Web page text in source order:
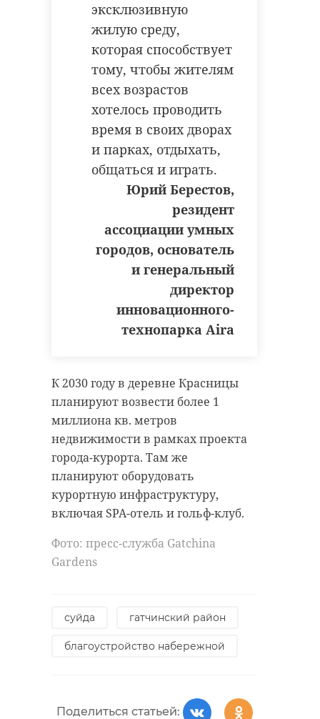
эксклюзивную
жилую среду,
которая способствует
тому, чтобы жителям
всех возрастов
хотелось проводить
время в своих дворах
и парках, отдыхать,
общаться и играть.
Юрий Берестов,
резидент
ассоциации умных
городов, основатель
и генеральный
директор
инновационного-
технопарка Aira
К 2030 году в деревне Красницы
планируют возвести более 1
миллиона кв. метров
недвижимости в рамках проекта
города-курорта. Там же
планируют оборудовать
курортную инфраструктуру,
включая SPA-отель и гольф-клуб.
Фото: пресс-служба Gatchina
Gardens
суйда гатчинский район
благоустройство набережной
Поделиться статьей:
Неугомонные
белки в парке
"Монрепо" начали
готовитьс ...
закроют из-
...